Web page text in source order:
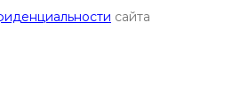
сайта